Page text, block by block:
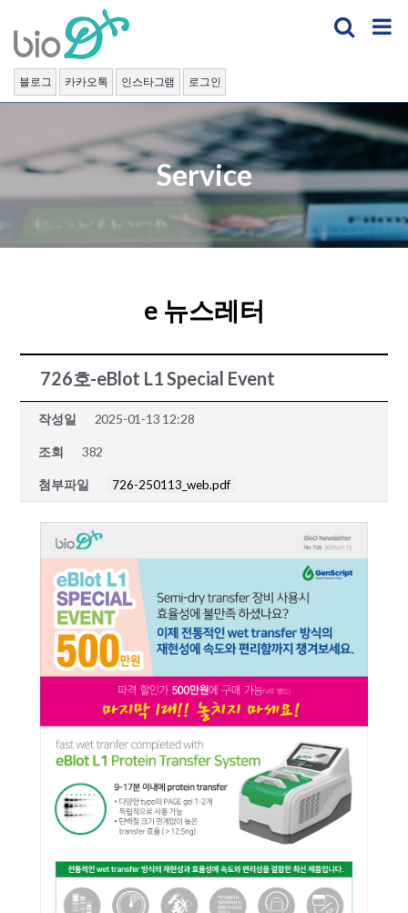
content
블로그 카카오톡 인스타그램 로그인
Service
e 뉴스레터
726호-eBlot L1 Special Event
작성일 2025-01-13 12:28
조회 382
첨부파일 726-250113_web.pdf